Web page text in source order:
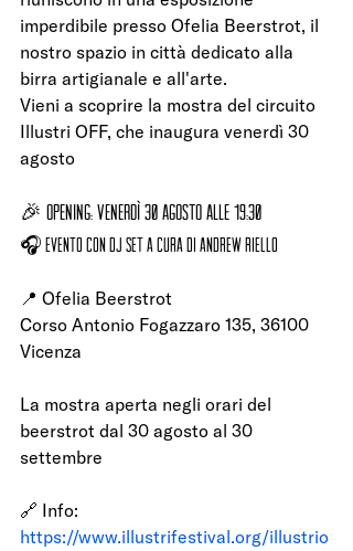
imperdibile presso Ofelia Beerstrot, il
nostro spazio in città dedicato alla
birra artigianale e all'arte.
Vieni a scoprire la mostra del circuito
Illustri OFF, che inaugura venerdì 30
agosto
🎉 Opening: Venerdì 30 agosto alle 19:30
🎧 Evento con DJ set a cura di Andrew Riello
📍 Ofelia Beerstrot
Corso Antonio Fogazzaro 135, 36100
Vicenza
La mostra aperta negli orari del
beerstrot dal 30 agosto al 30
settembre
🔗 Info:
https://www.illustrifestival.org/illustrio